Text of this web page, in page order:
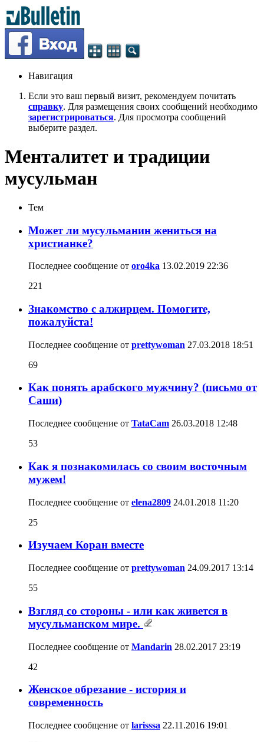
Навигация
Если это ваш первый визит, рекомендуем почитать
справку. Для размещения своих сообщений необходимо
зарегистрироваться. Для просмотра сообщений
выберите раздел.
Менталитет и традиции
мусульман
Тем
Может ли мусульманин жениться на
христианке?
Последнее сообщение от oro4ka 13.02.2019 22:36
221
Знакомство с алжирцем. Помогите,
пожалуйста!
Последнее сообщение от prettywoman 27.03.2018 18:51
69
Как понять арабского мужчину? (письмо от
Саши)
Последнее сообщение от TataCam 26.03.2018 12:48
53
Как я познакомилась со своим восточным
мужем!
Последнее сообщение от elena2809 24.01.2018 11:20
25
Изучаем Коран вместе
Последнее сообщение от prettywoman 24.09.2017 13:14
55
Взгляд со стороны - или как живется в
мусульманском мире.
Последнее сообщение от Mandarin 28.02.2017 23:19
42
Женское обрезание - история и
современность
Последнее сообщение от larisssa 22.11.2016 19:01